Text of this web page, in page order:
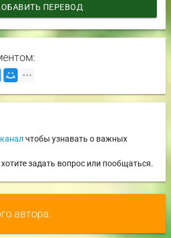
ПЕРЕВОД
чтобы узнавать о важных
хотите задать вопрос или пообщаться.
автора: